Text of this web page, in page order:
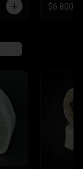
piñón)
$6.800